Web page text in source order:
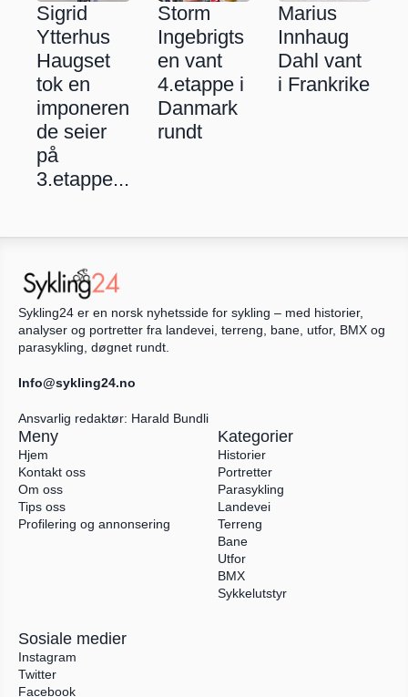
Sigrid
Ytterhus
Haugset
tok en
imponeren
de seier
på
3.etappe...
Storm
Ingebrigts
en vant
4.etappe i
Danmark
rundt
Marius
Innhaug
Dahl vant
i Frankrike
Sykling24 er en norsk nyhetsside for sykling – med historier,
analyser og portretter fra landevei, terreng, bane, utfor, BMX og
parasykling, døgnet rundt.
Info@sykling24.no
Ansvarlig redaktør: Harald Bundli
Meny
Hjem
Kontakt oss
Om oss
Tips oss
Profilering og annonsering
Kategorier
Historier
Portretter
Parasykling
Landevei
Terreng
Bane
Utfor
BMX
Sykkelutstyr
Sosiale medier
Instagram
Twitter
Facebook